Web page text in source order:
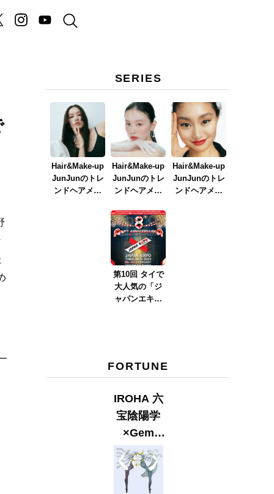
SERIES
Hair&Make-up
JunJunのトレ
ンドヘアメイ
Hair&Make-up
JunJunのトレ
ンドヘアメイ
イク
ver.2023』
Hair&Make-up
JunJunのトレ
ンドヘアメイ
第10回 タイで
大人気の「ジ
ャパンエキス
FORTUNE
IROHA 六
宝陰陽学
×Gem
Muse
【GLITTER
2023